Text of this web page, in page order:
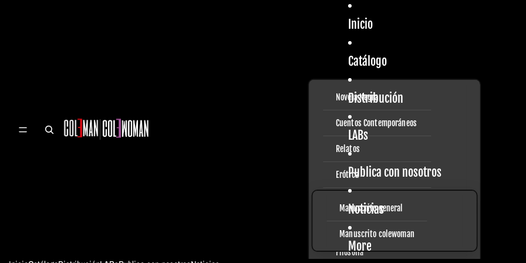
Inicio
Catálogo
Novela Negra
Cuentos Contemporáneos
Relatos
Erótica
Narrativa Contemporánea
MCEP
Filosofía
Distribución
LABs
Publica con nosotros
Manuscrito general
Manuscrito colewoman
Noticias
More